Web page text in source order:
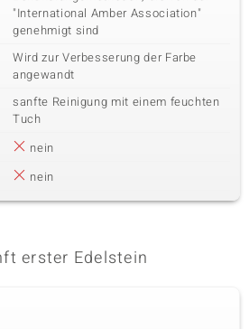
"International Amber Association"
genehmigt sind
Wird zur Verbesserung der Farbe
angewandt
sanfte Reinigung mit einem feuchten
Tuch
nein
nein
erster Edelstein